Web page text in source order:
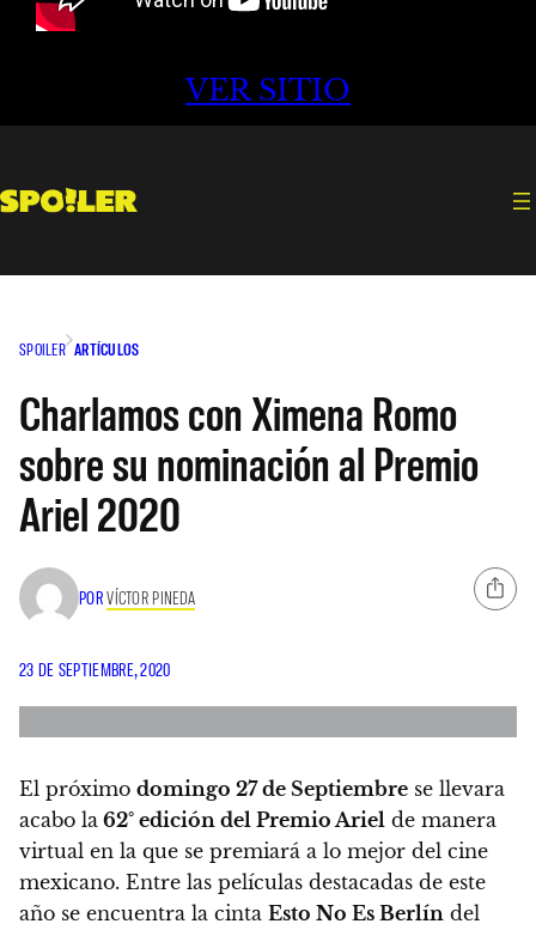
VER SITIO
SPOILER ARTÍCULOS
Charlamos con Ximena Romo
sobre su nominación al Premio
Ariel 2020
PORVÍCTOR PINEDA
23 DE SEPTIEMBRE, 2020
El próximo domingo 27 de Septiembre se llevara
acabo la 62° edición del Premio Ariel de manera
virtual en la que se premiará a lo mejor del cine
mexicano. Entre las películas destacadas de este
año se encuentra la cinta Esto No Es Berlín del